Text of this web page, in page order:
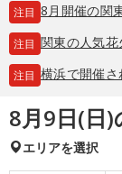
注目 8月開催の関
注目 関東の人気
注目 横浜で開催さ
8月9日(日)
エリアを選択